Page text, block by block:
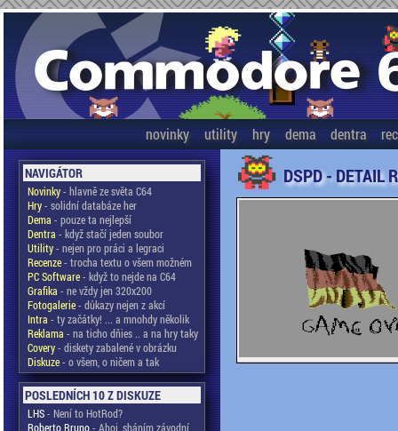
novinky utility hry dema dentra
NAVIGÁTOR
Novinky- hlavně ze světa C64
Hry- solidní databáze her
Dema - pouze ta nejlepší
Dentra - když stačí jeden soubor
Utility- nejen pro práci a legraci
Recenze- trocha textu o všem možném
PC Software- když to nejde na C64
Grafika - ne vždy jen 320x200
Fotogalerie- důkazy nejen z akcí
Intra - ty začátky! ... a mnohdy několik
Reklama - na ticho dňies .. a na hry taky
Covery- diskety zabalené v obrázku
Diskuze- o všem, o ničem a tak
POSLEDNÍCH 10 Z DISKUZE
LHS- Není to HotRod?
Roberto Bruno- Ahoj, sháním závodní
DSPD - DETAIL